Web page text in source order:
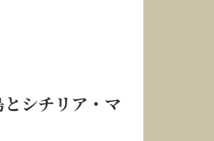
シチリア・マ